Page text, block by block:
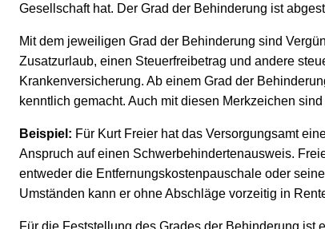
Gesellschaft hat. Der Grad der Behinderung ist
Mit dem jeweiligen Grad der Behinderung sind
Zusatzurlaub, einen Steuerfreibetrag und andere
Krankenversicherung. Ab einem Grad der
kenntlich gemacht. Auch mit diesen Merkzeichen
Beispiel: Für Kurt Freier hat das Versorgungsamt
Anspruch auf einen Schwerbehindertenausweis.
entweder die Entfernungskostenpauschale oder
Umständen kann er ohne Abschläge vorzeitig in
Für die Feststellung des Grades der Behinderung ist